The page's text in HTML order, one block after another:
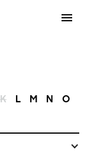
K L M N O